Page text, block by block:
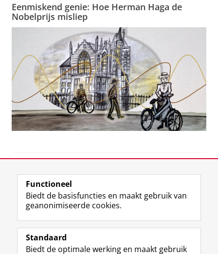
Eenmiskend genie: Hoe Herman Haga de
Nobelprijs misliep
View this page in:English
Volg ons op
F
a
e
T
w
t
I
n
t
Functioneel
Biedt de basisfuncties en maakt gebruik van
geanonimiseerde cookies.
Standaard
Biedt de optimale werking en maakt gebruik